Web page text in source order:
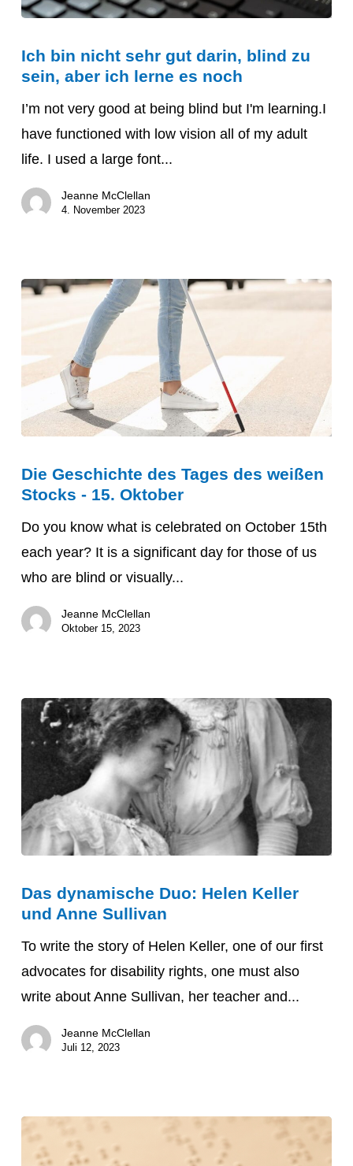
bin
nicht
sehr
gut
darin,
zu
ich
es
noch
Ich bin nicht sehr gut darin, blind zu
sein, aber ich lerne es noch
I’m not very good at being blind but I'm learning.I
have functioned with low vision all of my adult
life. I used a large font...
Jeanne McClellan
4. November 2023
Geschichte
des
Tages
des
weißen
-
Die Geschichte des Tages des weißen
Stocks - 15. Oktober
Do you know what is celebrated on October 15th
each year? It is a significant day for those of us
who are blind or visually...
Jeanne McClellan
Oktober 15, 2023
dynamische
Duo:
Helen
Keller
und
Sullivan
Das dynamische Duo: Helen Keller
und Anne Sullivan
To write the story of Helen Keller, one of our first
advocates for disability rights, one must also
write about Anne Sullivan, her teacher and...
Jeanne McClellan
Juli 12, 2023